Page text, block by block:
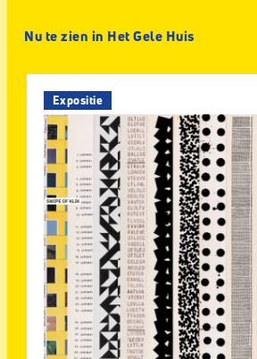
Nu te zien in Het Gele Huis
Expositie